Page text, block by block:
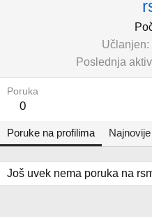
Učlanjen
Poslednja
Poruka
0
Poruke na profilima
Još uvek nema poruka na